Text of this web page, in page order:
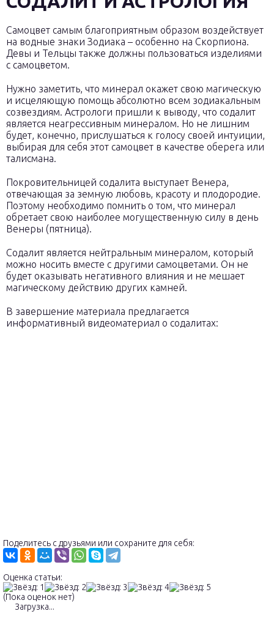
Самоцвет самым благоприятным образом воздействует
на водные знаки Зодиака – особенно на Скорпиона.
Девы и Тельцы также должны пользоваться изделиями
с самоцветом.
Нужно заметить, что минерал окажет свою магическую
и исцеляющую помощь абсолютно всем зодиакальным
созвездиям. Астрологи пришли к выводу, что содалит
является неагрессивным минералом. Но не лишним
будет, конечно, прислушаться к голосу своей интуиции,
выбирая для себя этот самоцвет в качестве оберега или
талисмана.
Покровительницей содалита выступает Венера,
отвечающая за земную любовь, красоту и плодородие.
Поэтому необходимо помнить о том, что минерал
обретает свою наиболее могущественную силу в день
Венеры (пятница).
Содалит является нейтральным минералом, который
можно носить вместе с другими самоцветами. Он не
будет оказывать негативного влияния и не мешает
магическому действию других камней.
В завершение материала предлагается
информативный видеоматериал о содалитах:
Поделитесь с друзьями или сохраните для себя:
Оценка статьи:
(Пока оценок нет)
Загрузка...